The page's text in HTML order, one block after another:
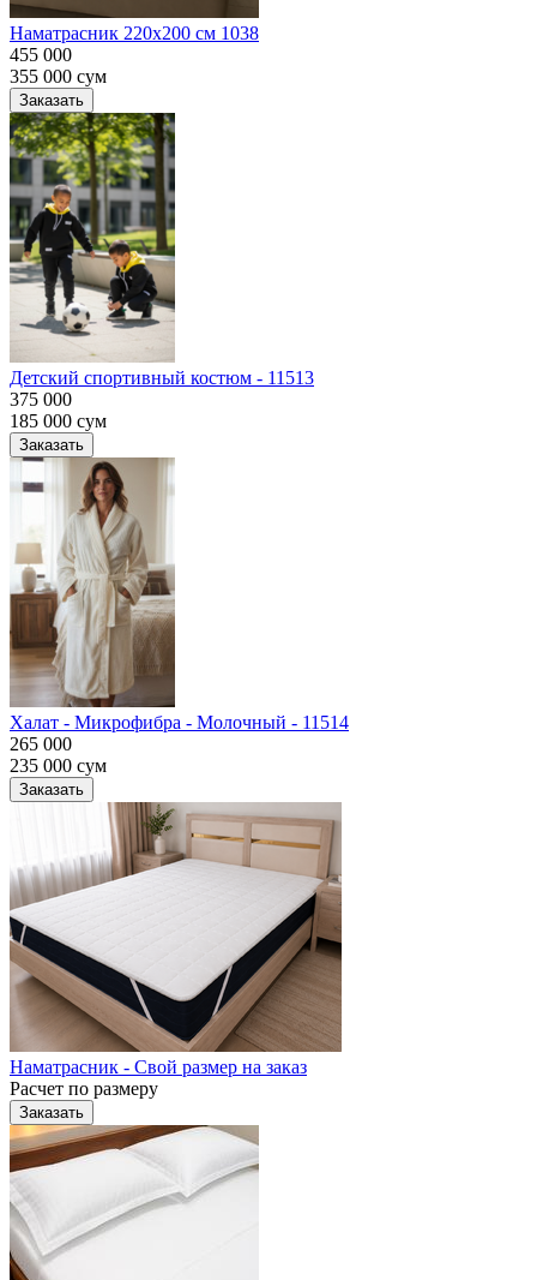
Наматрасник 220х200 см 1038
455 000
355 000 сум
Заказать
Детский спортивный костюм - 11513
375 000
185 000 сум
Заказать
Халат - Микрофибра - Молочный - 11514
265 000
235 000 сум
Заказать
Наматрасник - Свой размер на заказ
Расчет по размеру
Заказать